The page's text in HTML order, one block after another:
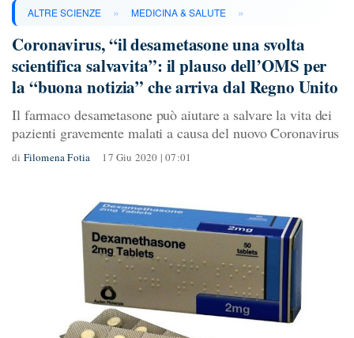
ALTRE SCIENZE » MEDICINA & SALUTE »
Coronavirus, “il desametasone una svolta
scientifica salvavita”: il plauso dell’OMS per
la “buona notizia” che arriva dal Regno Unito
Il farmaco desametasone può aiutare a salvare la vita dei
pazienti gravemente malati a causa del nuovo Coronavirus
di Filomena Fotia 17 Giu 2020 | 07:01